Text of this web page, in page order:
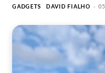
GADGETS DAVID FIALHO -